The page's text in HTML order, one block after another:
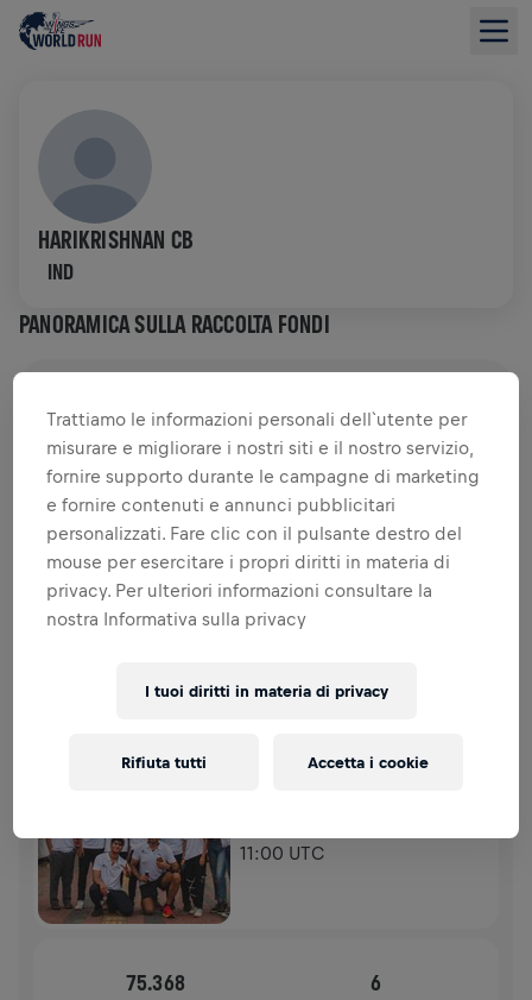
HARIKRISHNAN CB
IND
PANORAMICA SULLA RACCOLTA FONDI
RACCOLTA FONDI DONA
Dona per fare la differenza! Il 100% della tua
donazione viene devoluto alla ricerca sul midollo
spinale.
STORIA
2025
11:00 UTC
75.368 6
Trattiamo le informazioni personali dell`utente per
misurare e migliorare i nostri siti e il nostro servizio,
fornire supporto durante le campagne di marketing
e fornire contenuti e annunci pubblicitari
personalizzati. Fare clic con il pulsante destro del
mouse per esercitare i propri diritti in materia di
privacy. Per ulteriori informazioni consultare la
nostra Informativa sulla privacy
I tuoi diritti in materia di privacy
Rifiuta tutti Accetta i cookie